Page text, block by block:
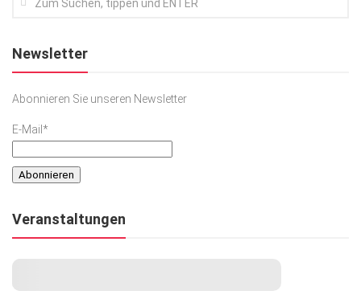
SACHSEN IN PARIS
Newsletter
Abonnieren Sie unseren Newsletter
E-Mail*
Veranstaltungen